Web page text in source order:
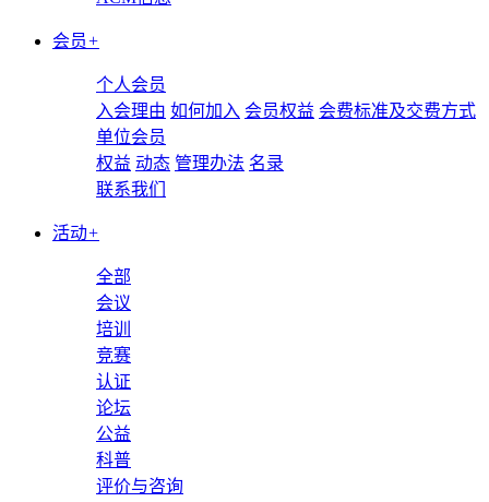
会员+
个人会员
入会理由 如何加入 会员权益 会费标准及交费方式
单位会员
权益 动态 管理办法 名录
联系我们
活动+
全部
会议
培训
竞赛
认证
论坛
公益
科普
评价与咨询